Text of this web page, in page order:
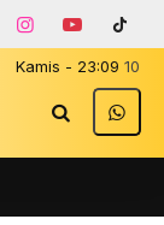
Kamis - 23:09 10